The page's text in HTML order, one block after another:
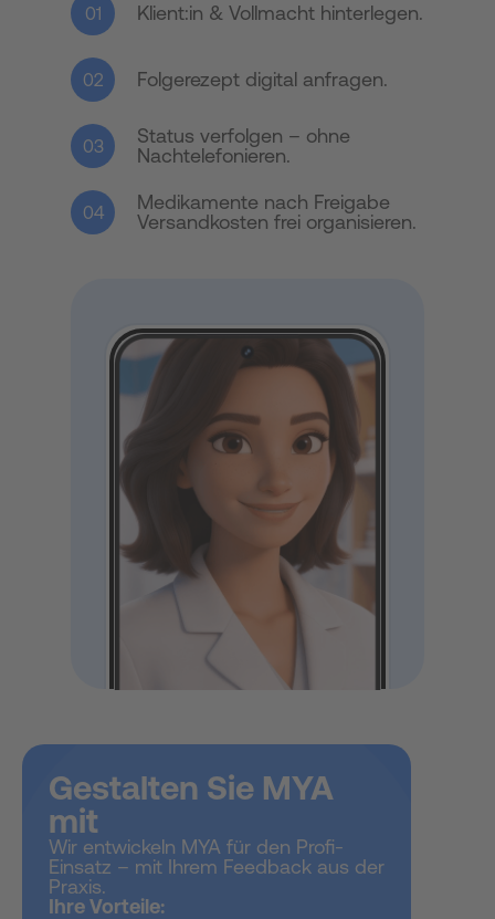
01 Klient:in & Vollmacht hinterlegen.
02 Folgerezept digital anfragen.
03
Status verfolgen – ohne
Nachtelefonieren.
04
Medikamente nach Freigabe
Versandkosten frei organisieren.
Gestalten Sie MYA
mit
Wir entwickeln MYA für den Profi-
Einsatz – mit Ihrem Feedback aus der
Praxis.
Ihre Vorteile: